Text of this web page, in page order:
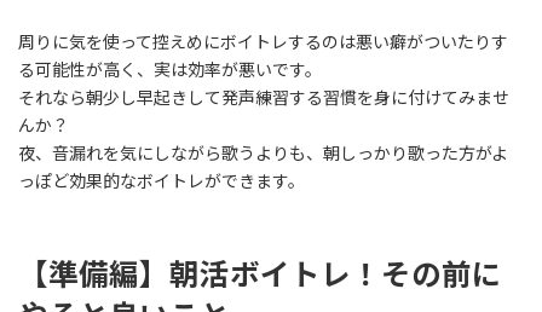
周りに気を使って控えめにボイトレするのは悪い癖がついたりす
る可能性が高く、実は効率が悪いです。
それなら朝少し早起きして発声練習する習慣を身に付けてみませ
んか？
夜、音漏れを気にしながら歌うよりも、朝しっかり歌った方がよ
っぽど効果的なボイトレができます。
【準備編】朝活ボイトレ！その前に